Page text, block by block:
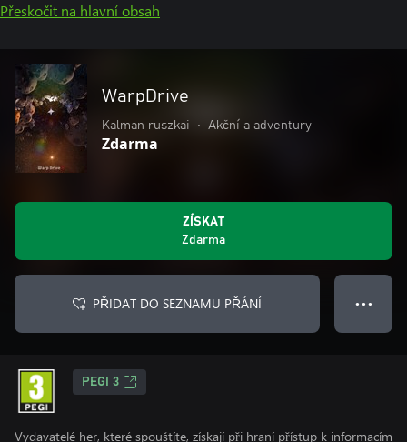
Přeskočit na hlavní obsah
WarpDrive
Kalman ruszkai • Akční a adventury
Zdarma
ZÍSKAT
Zdarma
PŘIDAT DO SEZNAMU PŘÁNÍ ● ● ●
PEGI 3
Vydavatelé her, které spouštíte, získají při hraní přístup k informacím